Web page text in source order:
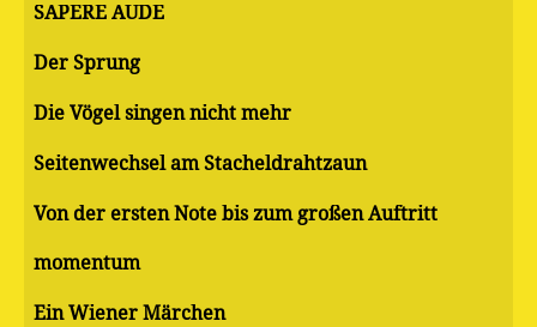
SAPERE AUDE
Der Sprung
Die Vögel singen nicht mehr
Seitenwechsel am Stacheldrahtzaun
Von der ersten Note bis zum großen Auftritt
momentum
Ein Wiener Märchen